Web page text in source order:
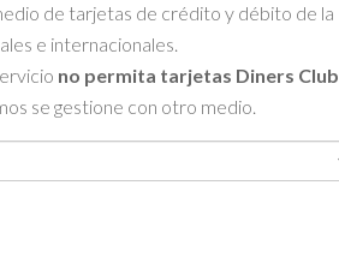
de tarjetas de crédito y débito de la
e internacionales.
no permita tarjetas Diners Club
se gestione con otro medio.